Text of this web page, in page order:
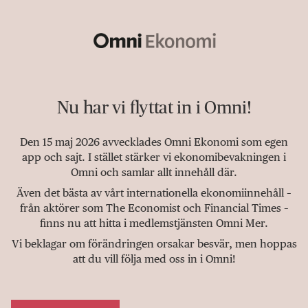
Nu har vi flyttat in i Omni!
Den 15 maj 2026 avvecklades Omni Ekonomi som egen
app och sajt. I stället stärker vi ekonomibevakningen i
Omni och samlar allt innehåll där.
Även det bästa av vårt internationella ekonomiinnehåll –
från aktörer som The Economist och Financial Times –
finns nu att hitta i medlemstjänsten Omni Mer.
Vi beklagar om förändringen orsakar besvär, men hoppas
att du vill följa med oss in i Omni!